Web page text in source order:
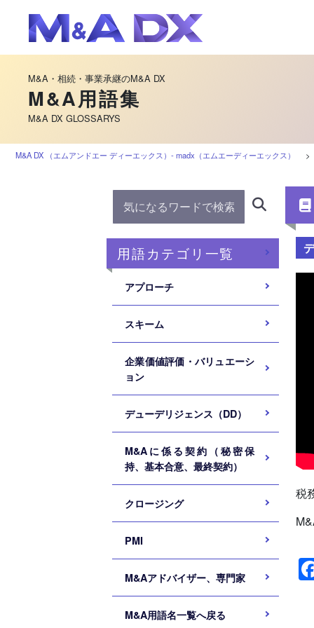
M&A・相続・事業承継のM&A DX
M&A用語集
M&A DX GLOSSARYS
M&A DX （エムアンドエー ディーエックス）‐ madx（エムエーディーエックス）
税
用語カテゴリ一覧
アプローチ
スキーム
企業価値評価・バリュエーシ
ョン
デューデリジェンス（DD）
M&Aに係る契約（秘密保
持、基本合意、最終契約）
クロージング
PMI
M&Aアドバイザー、専門家
M&A用語名一覧へ戻る